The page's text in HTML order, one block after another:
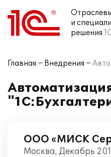
и
решения
Главная Внедрения
ООО «МИСК
Москва, Декабрь